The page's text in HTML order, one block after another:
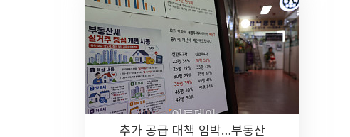
추가 공급 대책 임박…부동산